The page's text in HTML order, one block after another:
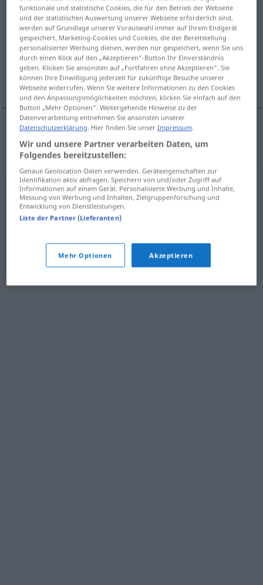
Hausbewohnerm
Übersicht aller Übersetzungen
(Für mehr Details die Übersetzung anklicken/antippen)
obyvatel domu
obyvatelm domu Hausbewohner
funktionale und statistische Cookies, die für den Betrieb der Webseite
und der statistischen Auswertung unserer Webseite erforderlich sind,
werden auf Grundlage unserer Vorauswahl immer auf Ihrem Endgerät
gespeichert. Marketing-Cookies und Cookies, die der Bereitstellung
personalisierter Werbung dienen, werden nur gespeichert, wenn Sie uns
durch einen Klick auf den „Akzeptieren“-Button Ihr Einverständnis
geben. Klicken Sie ansonsten auf „Fortfahren ohne Akzeptieren“. Sie
können Ihre Einwilligung jederzeit für zukünftige Besuche unserer
Webseite widerrufen. Wenn Sie weitere Informationen zu den Cookies
und den Anpassungsmöglichkeiten möchten, klicken Sie einfach auf den
Button „Mehr Optionen“. Weitergehende Hinweise zu der
Datenverarbeitung entnehmen Sie ansonsten unserer
Datenschutzerklärung. Hier finden Sie unserImpressum.
Wir und unsere Partner verarbeiten Daten, um
Folgendes bereitzustellen:
Genaue Geolocation-Daten verwenden. Geräteeigenschaften zur
Identifikation aktiv abfragen. Speichern von und/oder Zugriff auf
Informationen auf einem Gerät. Personalisierte Werbung und Inhalte,
Messung von Werbung und Inhalten, Zielgruppenforschung und
Entwicklung von Dienstleistungen.
Liste der Partner (Lieferanten)
Mehr Optionen Akzeptieren